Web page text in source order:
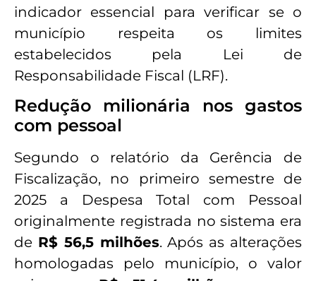
indicador essencial para verificar se o
município respeita os limites
estabelecidos pela Lei de
Responsabilidade Fiscal (LRF).
Redução milionária nos gastos
com pessoal
Segundo o relatório da Gerência de
Fiscalização, no primeiro semestre de
2025 a Despesa Total com Pessoal
originalmente registrada no sistema era
de R$ 56,5 milhões. Após as alterações
homologadas pelo município, o valor